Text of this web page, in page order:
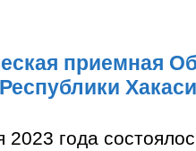
приемная
2023 года